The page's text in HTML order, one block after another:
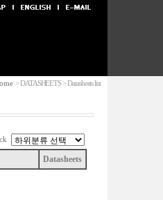
> DATASHEETS > Datasheets list
Datasheets